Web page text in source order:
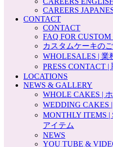
CAREERS
CONTACT
CONTACT
FAQ FOR
カスタムケーキの
WHOLESALES | 業
PRESS CONTACT
LOCATIONS
NEWS & GALLERY
WHOLE CAKES |
WEDDING CAKES
MONTHLY ITEMS |
アイテム
NEWS
YOU TUBE &